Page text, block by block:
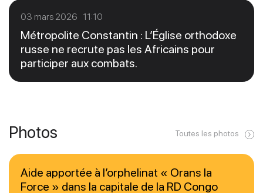
03 mars 2026 11:10
Métropolite Constantin : L’Église orthodoxe
russe ne recrute pas les Africains pour
participer aux combats.
Photos Toutes les photos
Aide apportée à l’orphelinat « Orans la
Force » dans la capitale de la RD Congo